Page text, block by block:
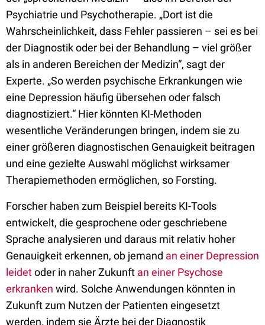
Psychiatrie und Psychotherapie. „Dort ist die
Wahrscheinlichkeit, dass Fehler passieren – sei es bei
der Diagnostik oder bei der Behandlung – viel größer
als in anderen Bereichen der Medizin“, sagt der
Experte. „So werden psychische Erkrankungen wie
eine Depression häufig übersehen oder falsch
diagnostiziert.“ Hier könnten KI-Methoden
wesentliche Veränderungen bringen, indem sie zu
einer größeren diagnostischen Genauigkeit beitragen
und eine gezielte Auswahl möglichst wirksamer
Therapiemethoden ermöglichen, so Forsting.
Forscher haben zum Beispiel bereits KI-Tools
entwickelt, die gesprochene oder geschriebene
Sprache analysieren und daraus mit relativ hoher
Genauigkeit erkennen, ob jemand an einer Depression
leidetoder in naher Zukunft an einer Psychose
erkranken wird. Solche Anwendungen könnten in
Zukunft zum Nutzen der Patienten eingesetzt
werden, indem sie Ärzte bei der Diagnostik